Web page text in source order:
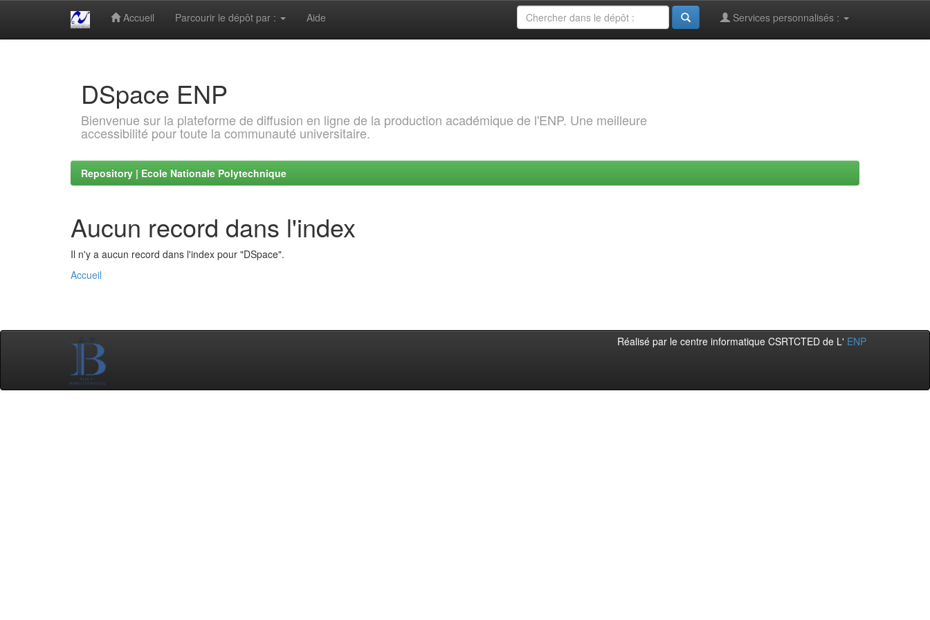
Accueil Parcourir le dépôt par : Aide Services personnalisés :
DSpace ENP
Bienvenue sur la plateforme de diffusion en ligne de la production académique de l'ENP. Une meilleure
accessibilité pour toute la communauté universitaire.
Repository | Ecole Nationale Polytechnique
Aucun record dans l'index
Il n'y a aucun record dans l'index pour "DSpace".
Accueil
Réalisé par le centre informatique CSRTCTED de L' ENP